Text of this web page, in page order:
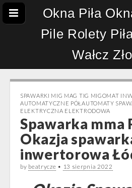
Okna Piła
Pile Rolety
Wałcz
SPAWARKI MIG MAG TIG MIGOMAT
AUTOMATYCZNE PÓŁAUTOMATY
ELEKTRYCZNA ELEKTRODOWA
Spawarka mma
Okazja
inwertorowa
by beatrycze • 13 sierpnia 2022